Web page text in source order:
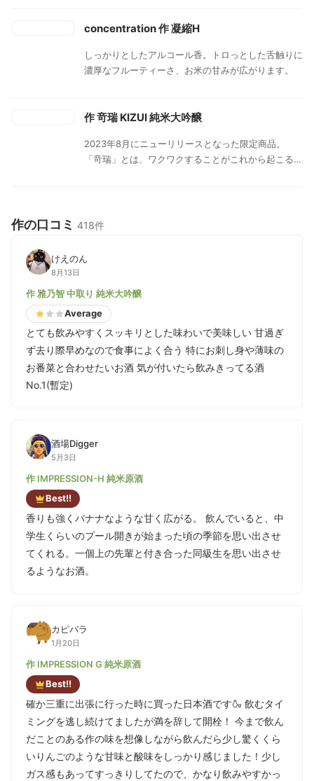
concentration 作 凝縮H
しっかりとしたアルコール香。トロっとした舌触りに
濃厚なフルーティーさ、お米の甘みが広がります。
作 竒瑞 KIZUI 純米大吟醸
2023年8月にニューリリースとなった限定商品。
「竒瑞」とは、ワクワクすることがこれから起こる前
みください。
作の口コミ 418件
けえのん
8月13日
作 雅乃智 中取り 純米大吟醸
Average
とても飲みやすくスッキリとした味わいで美味しい 甘過ぎ
ず去り際早めなので食事によく合う 特にお刺し身や薄味の
お番菜と合わせたいお酒 気が付いたら飲みきってる酒
No.1(暫定)
酒場Digger
5月3日
作 IMPRESSION-H 純米原酒
Best!!
香りも強くバナナなような甘く広がる。 飲んでいると、中
学生くらいのプール開きが始まった頃の季節を思い出させ
てくれる。一個上の先輩と付き合った同級生を思い出させ
るようなお酒。
カピバラ
1月20日
作 IMPRESSION G 純米原酒
Best!!
確か三重に出張に行った時に買った日本酒です🍶 飲むタイ
ミングを逃し続けてましたが満を辞して開栓！ 今まで飲ん
だことのある作の味を想像しながら飲んだら少し驚くくら
いりんごのような甘味と酸味をしっかり感じました！少し
ガス感もあってすっきりしてたので、かなり飲みやすかっ